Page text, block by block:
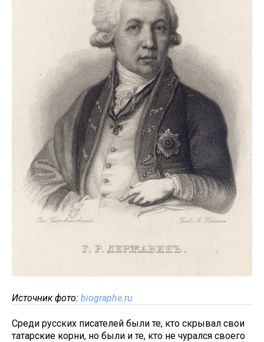
Источник фото: biographe.ru
Среди русских писателей были те, кто скрывал свои
татарские корни, но были и те, кто не чурался своего